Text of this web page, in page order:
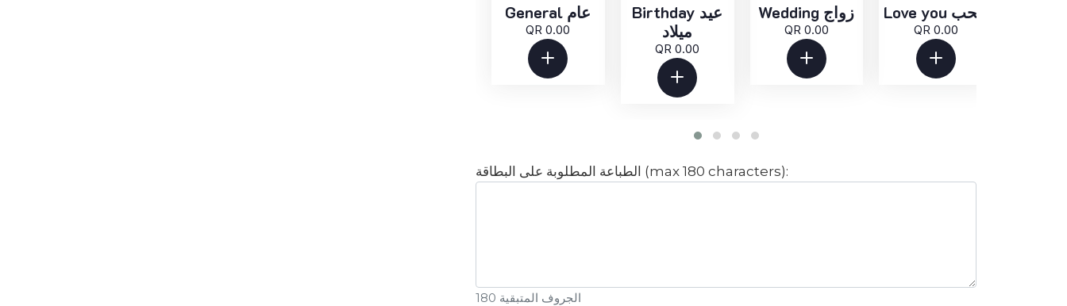
General عام
QR 0.00
Birthday عيد
ميلاد
QR 0.00
Wedding زواج
QR 0.00
Love you للحب
QR 0.00
الطباعة المطلوبة على البطاقة (max 180 characters):
الجروف المتبقية 180